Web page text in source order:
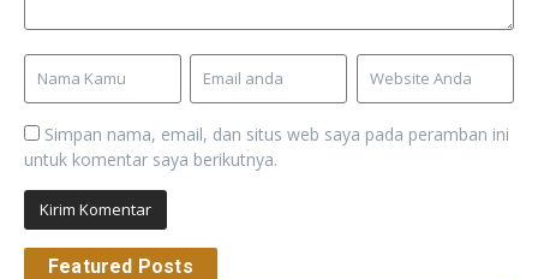
Simpan nama, email, dan situs web saya pada peramban ini
untuk komentar saya berikutnya.
Featured Posts